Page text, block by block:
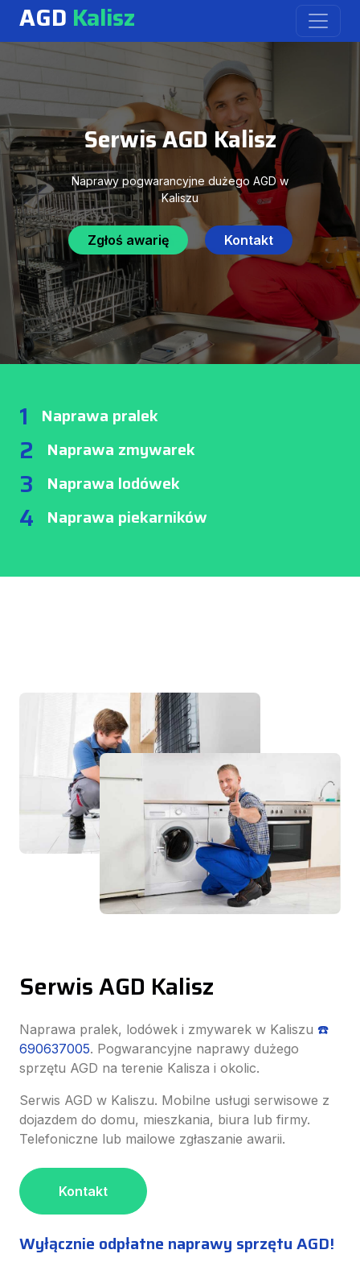
AGD Kalisz
Serwis AGD Kalisz
Naprawy pogwarancyjne dużego AGD w
Kaliszu
Zgłoś awarię Kontakt
1 Naprawa pralek
2 Naprawa zmywarek
3 Naprawa lodówek
4 Naprawa piekarników
Serwis AGD Kalisz
Naprawa pralek, lodówek i zmywarek w Kaliszu ☎️
690637005. Pogwarancyjne naprawy dużego
sprzętu AGD na terenie Kalisza i okolic.
Serwis AGD w Kaliszu. Mobilne usługi serwisowe z
dojazdem do domu, mieszkania, biura lub firmy.
Telefoniczne lub mailowe zgłaszanie awarii.
Kontakt
Wyłącznie odpłatne naprawy sprzętu AGD!